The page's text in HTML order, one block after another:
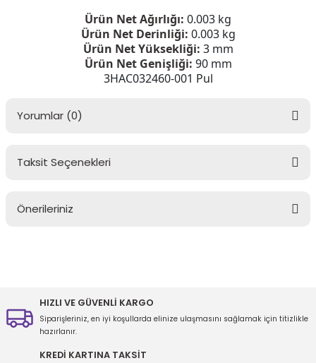
Ürün Net Ağırlığı: 0.003 kg
Ürün Net Derinliği: 0.003 kg
Ürün Net Yüksekliği: 3 mm
Ürün Net Genişliği: 90 mm
3HAC032460-001 Pul
Yorumlar (0)
Taksit Seçenekleri
Önerileriniz
Ürün resmi kalitesiz, bozuk veya görüntülenemiyor.
HIZLI VE GÜVENLİ KARGO
Siparişleriniz, en iyi koşullarda elinize ulaşmasını sağlamak için titizlikle
hazırlanır.
KREDİ KARTINA TAKSİT